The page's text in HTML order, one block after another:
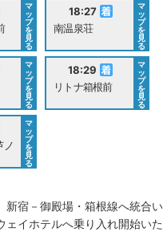
マ
ッ
プ
を
見
る
18:27
南温泉荘
マ
ッ
プ
を
見
る
マ
ッ
プ
を
見
る
18:29
リトナ箱根前
マ
ッ
プ
を
見
る
ノ
マ
ッ
プ
を
見
る
新宿－御殿場・箱根線へ統合い
ェイホテルへ乗り入れ開始いた